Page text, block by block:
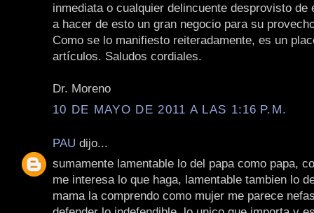
inmediata o cualquier delincuente desprovisto de
a hacer de esto un gran negocio para su
Como se lo manifiesto reiteradamente, es un
artículos. Saludos cordiales.
Dr. Moreno
10 DE MAYO DE 2011 A LAS 1:16 P.M.
PAU dijo...
sumamente lamentable lo del papa como papa,
me interesa lo que haga, lamentable tambien lo
mama la comprendo como mujer me parece